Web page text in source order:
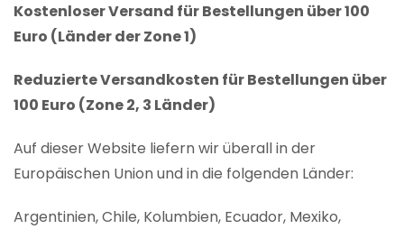
Kostenloser Versand für Bestellungen über 100
Euro (Länder der Zone 1)
Reduzierte Versandkosten für Bestellungen über
100 Euro (Zone 2, 3 Länder)
Auf dieser Website liefern wir überall in der
Europäischen Union und in die folgenden Länder:
Argentinien, Chile, Kolumbien, Ecuador, Mexiko,